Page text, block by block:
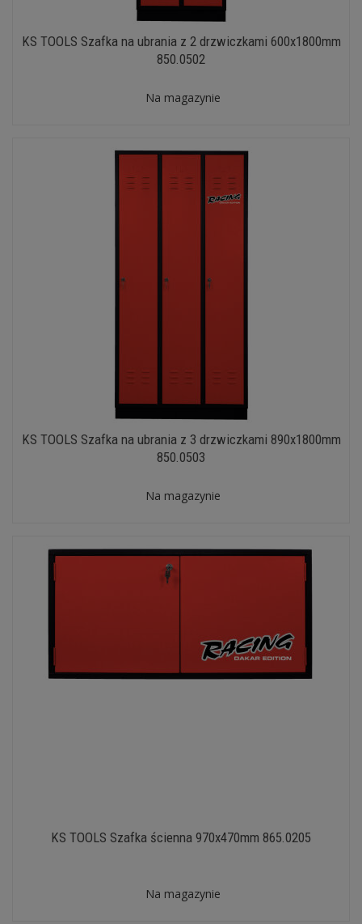
KS TOOLS Szafka na ubrania z 2 drzwiczkami 600x1800mm
850.0502
Na magazynie
KS TOOLS Szafka na ubrania z 3 drzwiczkami 890x1800mm
850.0503
Na magazynie
KS TOOLS Szafka ścienna 970x470mm 865.0205
Na magazynie